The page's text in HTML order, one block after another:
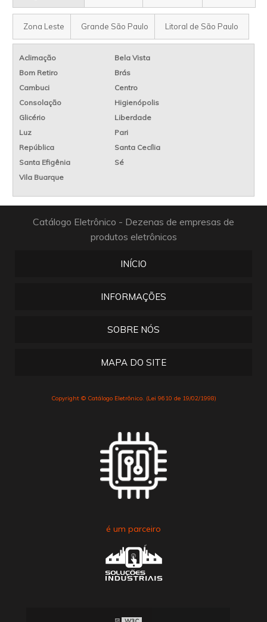
Zona Leste Grande São Paulo Litoral de São Paulo
Aclimação
Bela Vista
Bom Retiro
Brás
Cambuci
Centro
Consolação
Higienópolis
Glicério
Liberdade
Luz
Pari
República
Santa Cecília
Santa Efigênia
Sé
Vila Buarque
Catálogo Eletrônico - Dezenas de empresas de
produtos eletrônicos
INÍCIO
INFORMAÇÕES
SOBRE NÓS
MAPA DO SITE
Copyright © Catálogo Eletrônico. (Lei 9610 de 19/02/1998)
é um parceiro